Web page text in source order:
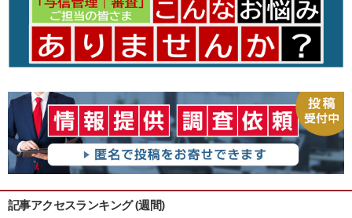
記事アクセスランキング (週間)